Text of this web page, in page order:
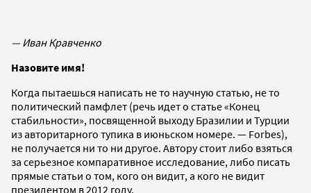
— Иван Кравченко
Назовите имя!
Когда пытаешься написать не то научную статью, не то
политический памфлет (речь идет о статье «Конец
стабильности», посвященной выходу Бразилии и Турции
из авторитарного тупика в июньском номере. — Forbes),
не получается ни то ни другое. Автору стоит либо взяться
за серьезное компаративное исследование, либо писать
прямые статьи о том, кого он видит, а кого не видит
президентом в 2012 году.